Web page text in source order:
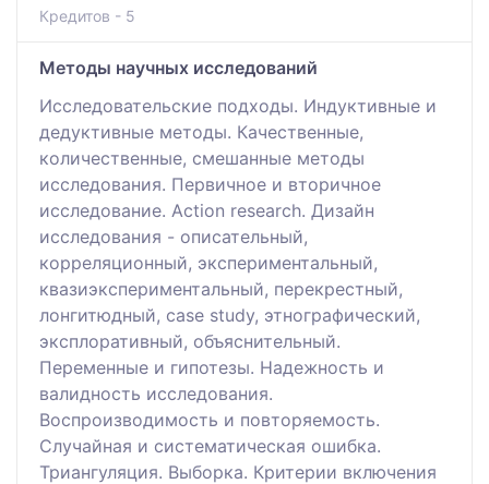
Кредитов - 5
Методы научных исследований
Исследовательские подходы. Индуктивные и
дедуктивные методы. Качественные,
количественные, смешанные методы
исследования. Первичное и вторичное
исследование. Action research. Дизайн
исследования - описательный,
корреляционный, экспериментальный,
квазиэкспериментальный, перекрестный,
лонгитюдный, case study, этнографический,
эксплоративный, объяснительный.
Переменные и гипотезы. Надежность и
валидность исследования.
Воспроизводимость и повторяемость.
Случайная и систематическая ошибка.
Триангуляция. Выборка. Критерии включения